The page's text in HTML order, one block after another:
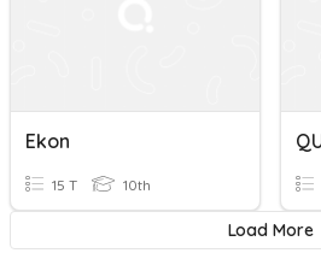
Ekon
15 T 10th
Load More